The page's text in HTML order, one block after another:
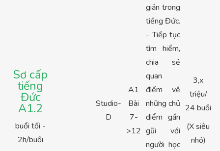
Sơ cấp
tiếng
Đức
A1.2
buổi tối -
2h/buổi
Studio-
D
A1
Bài
7-
>12
giản trong
tiếng Đức.
- Tiếp tục
tìm hiểm,
chia sẻ
quan
điểm về
những chủ
điểm gần
gũi với
người học
3,x
triệu/
24 buổi
(X siêu
nhỏ)